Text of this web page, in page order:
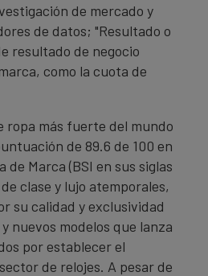
de mercado y
de datos; "Resultado o
resultado de negocio
como la cuota de
ropa más fuerte del mundo
de 89.6 de 100 en
de Marca (BSI en sus siglas
clase y lujo atemporales,
su calidad y exclusividad
nuevos modelos que lanza
por establecer el
de relojes. A pesar de